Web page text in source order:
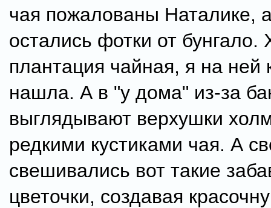
чая пожалованы Наталике,
остались фотки от бунгало.
плантация чайная, я на ней
нашла. А в "у дома" из-за
выглядывают верхушки
редкими кустиками чая. А
свешивались вот такие
цветочки, создавая